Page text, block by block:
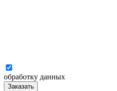
обработку данных
Заказать